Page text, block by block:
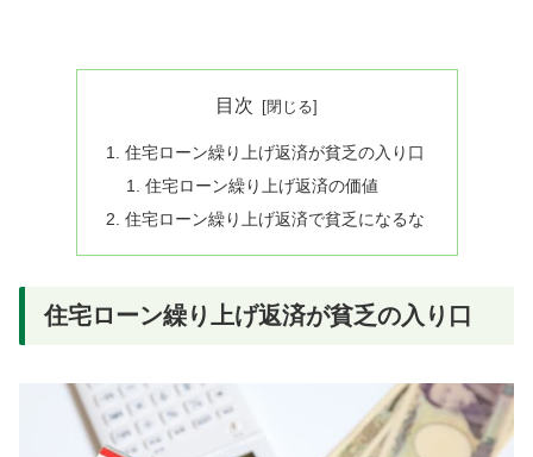
目次
住宅ローン繰り上げ返済が貧乏の入り口
住宅ローン繰り上げ返済の価値
住宅ローン繰り上げ返済で貧乏になるな
住宅ローン繰り上げ返済が貧乏の入り口